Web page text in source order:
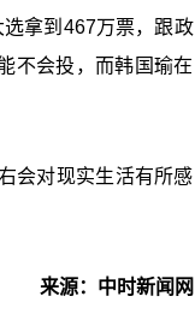
拿到467万票，跟政
不会投，而韩国瑜在
会对现实生活有所感
来源：中时新闻网